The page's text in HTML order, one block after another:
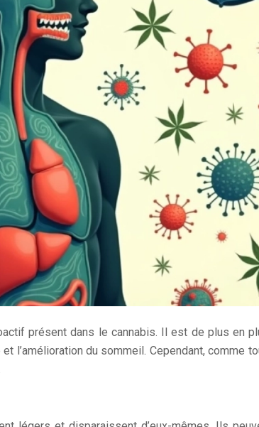
présent dans le cannabis. Il est de plus
l’amélioration du sommeil. Cependant, comme